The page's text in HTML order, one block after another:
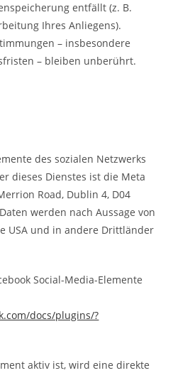
entfällt (z. B.
Ihres Anliegens).
– insbesondere
– bleiben unberührt.
des sozialen Netzwerks
dieses Dienstes ist die Meta
Road, Dublin 4, D04
werden nach Aussage von
USA und in andere Drittländer
Social-Media-Elemente
docs/plugins/?
aktiv ist, wird eine direkte